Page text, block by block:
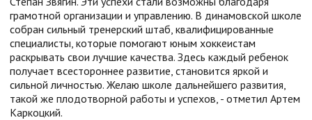
грамотной организации и управлению. В динамовской школе
собран сильный тренерский штаб, квалифицированные
специалисты, которые помогают юным хоккеистам
раскрывать свои лучшие качества. Здесь каждый ребенок
получает всестороннее развитие, становится яркой и
сильной личностью. Желаю школе дальнейшего развития,
такой же плодотворной работы и успехов, - отметил Артем
Каркоцкий.